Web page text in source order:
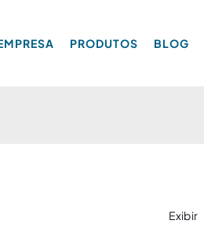
PRODUTOS BLOG
Exibir